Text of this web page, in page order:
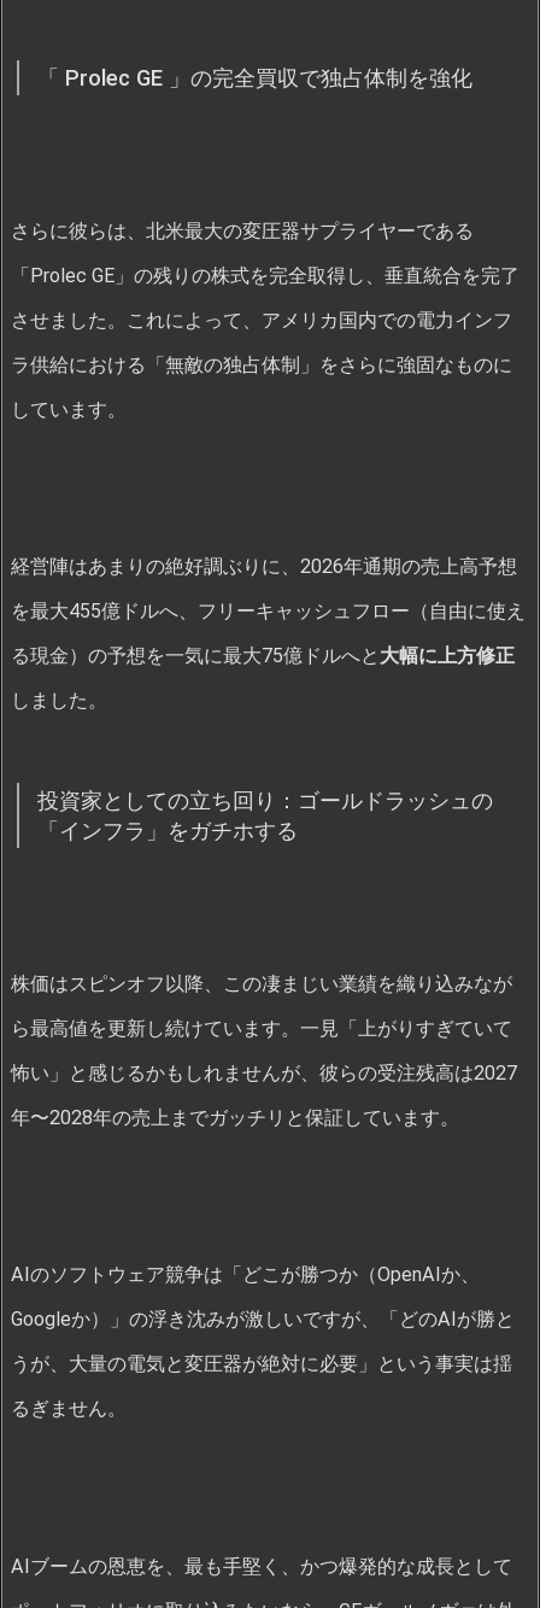
「 Prolec GE 」の完全買収で独占体制を強化
さらに彼らは、北米最大の変圧器サプライヤーである
「Prolec GE」の残りの株式を完全取得し、垂直統合を完了
させました。これによって、アメリカ国内での電力インフ
ラ供給における「無敵の独占体制」をさらに強固なものに
しています。
経営陣はあまりの絶好調ぶりに、2026年通期の売上高予想
を最大455億ドルへ、フリーキャッシュフロー（自由に使え
る現金）の予想を一気に最大75億ドルへと 大幅に上方修正
しました。
投資家としての立ち回り：ゴールドラッシュの
「インフラ」をガチホする
株価はスピンオフ以降、この凄まじい業績を織り込みなが
ら最高値を更新し続けています。一見「上がりすぎていて
怖い」と感じるかもしれませんが、彼らの受注残高は2027
年〜2028年の売上までガッチリと保証しています。
AIのソフトウェア競争は「どこが勝つか（OpenAIか、
Googleか）」の浮き沈みが激しいですが、「どのAIが勝と
うが、大量の電気と変圧器が絶対に必要」という事実は揺
るぎません。
AIブームの恩恵を、最も手堅く、かつ爆発的な成長として